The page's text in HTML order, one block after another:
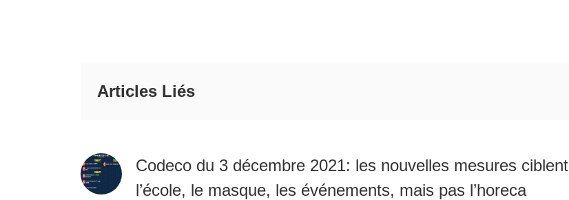
Articles Liés
Codeco du 3 décembre 2021: les nouvelles mesures ciblent
l’école, le masque, les événements, mais pas l’horeca